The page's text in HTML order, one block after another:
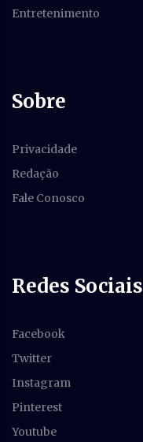
Entretenimento
Sobre
Privacidade
Redação
Fale Conosco
Redes Sociais
Facebook
Twitter
Instagram
Pinterest
Youtube